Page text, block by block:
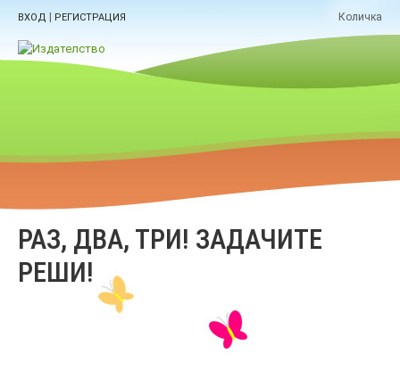
ВХОД | РЕГИСТРАЦИЯ Количка
РАЗ, ДВА, ТРИ! ЗАДАЧИТЕ
РЕШИ!